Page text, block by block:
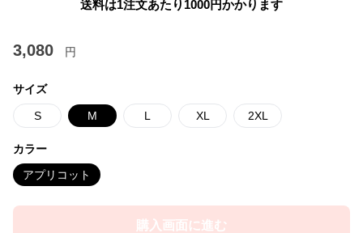
送料は1注文あたり 1000円かかります
3,080 円
サイズ
S M L XL 2XL
カラー
アプリコット
購入画面に進む